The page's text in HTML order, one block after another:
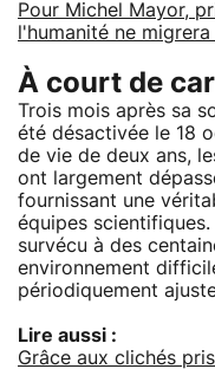
Pour Michel Mayor,
l'humanité ne
À court de
Trois mois après sa
été désactivée le 18
de vie de deux ans,
ont largement
fournissant une
équipes
survécu à des
environnement
périodiquement
Lire aussi :
Grâce aux clichés